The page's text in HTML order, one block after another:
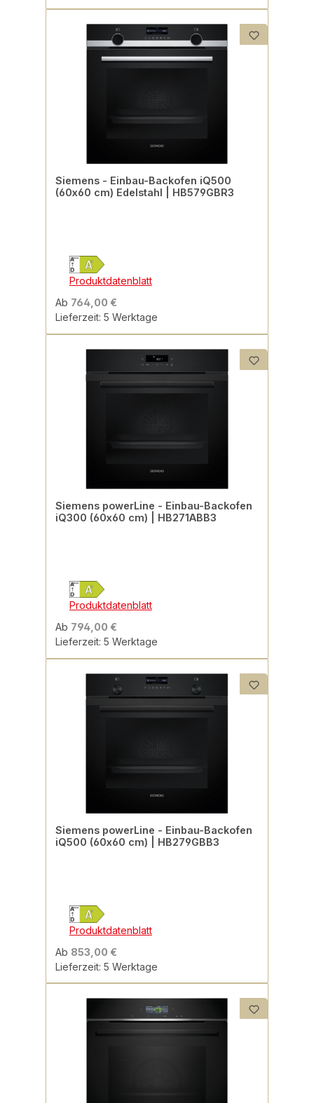
Siemens - Einbau-Backofen iQ500
(60x60 cm) Edelstahl | HB579GBR3
Produktdatenblatt
Ab 764,00 €
Lieferzeit: 5 Werktage
Siemens powerLine - Einbau-Backofen
iQ300 (60x60 cm) | HB271ABB3
Produktdatenblatt
Ab 794,00 €
Lieferzeit: 5 Werktage
Siemens powerLine - Einbau-Backofen
iQ500 (60x60 cm) | HB279GBB3
Produktdatenblatt
Ab 853,00 €
Lieferzeit: 5 Werktage